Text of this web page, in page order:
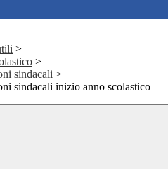
>
>
sindacali >
sindacali inizio anno scolastico